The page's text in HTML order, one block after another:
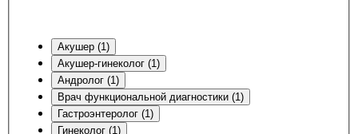
Акушер (1)
Акушер-гинеколог (1)
Андролог (1)
Врач функциональной диагностики (1)
Гастроэнтеролог (1)
Гинеколог (1)